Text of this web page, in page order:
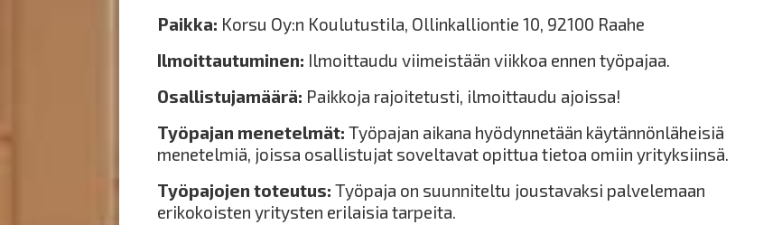
Paikka: Korsu Oy:n Koulutustila, Ollinkalliontie 10, 92100 Raahe
Ilmoittautuminen: Ilmoittaudu viimeistään viikkoa ennen työpajaa.
Osallistujamäärä: Paikkoja rajoitetusti, ilmoittaudu ajoissa!
Työpajan menetelmät: Työpajan aikana hyödynnetään käytännönläheisiä
menetelmiä, joissa osallistujat soveltavat opittua tietoa omiin yrityksiinsä.
Työpajojen toteutus: Työpaja on suunniteltu joustavaksi palvelemaan
erikokoisten yritysten erilaisia tarpeita.